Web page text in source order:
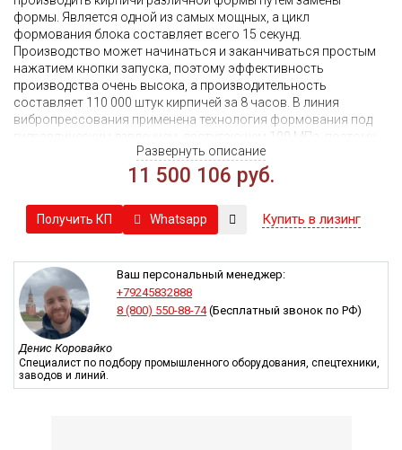
формы. Является одной из самых мощных, а цикл
формования блока составляет всего 15 секунд.
Производство может начинаться и заканчиваться простым
нажатием кнопки запуска, поэтому эффективность
производства очень высока, а производительность
составляет 110 000 штук кирпичей за 8 часов. В линия
вибропрессования применена технология формования под
гидравлическим давлением, достигающем 100 МПа, поэтому
производимые блоки обладают высоким качеством, имеют
большую плотность и высокую прочность. С каждой
стороны вибропресса имеется два вибрационных
двигателя(общее кол-во 4), размер вибро-стола может
увеличиться по вашему запросу или в зависимости от
площади и формы итогового продукта. Эффективность
двигателями. Верхний и нижний пресс с 4 синхронными
валами (8 синхронных зубчатых колес и блок
позиционирования стойки).Все формы изготовлены из стали
стандарта ЕС. После
высокотемпературная науглероживающая термообработка
(температура 900 ℃, отпуск 200 ℃), так что твердость
форм достигает 55-63HRC. ПЛК и сенсорный экран - Siemens.
Развернуть описание
11 500 106 руб.
Получить КП Whatsapp Купить в лизинг
Ваш персональный менеджер:
+79245832888
8 (800) 550-88-74(Бесплатный звонок по РФ)
Денис Коровайко
Специалист по подбору промышленного оборудования, спецтехники,
заводов и линий.